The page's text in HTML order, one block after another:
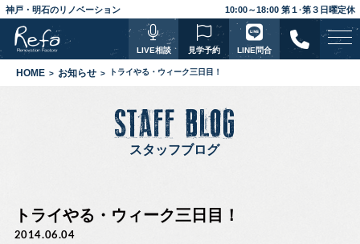
神戸・明石のリノベーション 10:00～18:00 第１·第３日曜定休
LIVE相談 見学予約 LINE問合
HOME お知らせ トライやる・ウィーク三日目！
STAFF BLOG
スタッフブログ
トライやる・ウィーク三日目！
2014.06.04